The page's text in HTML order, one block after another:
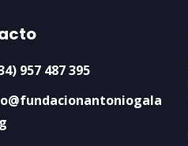
957 487 395